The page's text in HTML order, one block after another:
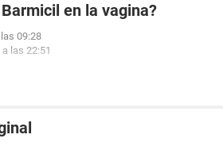
en la vagina?
09:28
las 22:51